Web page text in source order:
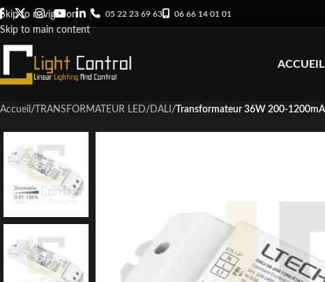
Skip to navigation
Skip to main content
05 22 23 69 63 06 66 14 01 01
ACCUEIL
Accueil / TRANSFORMATEUR LED/ DALI / Transformateur 36W 200-